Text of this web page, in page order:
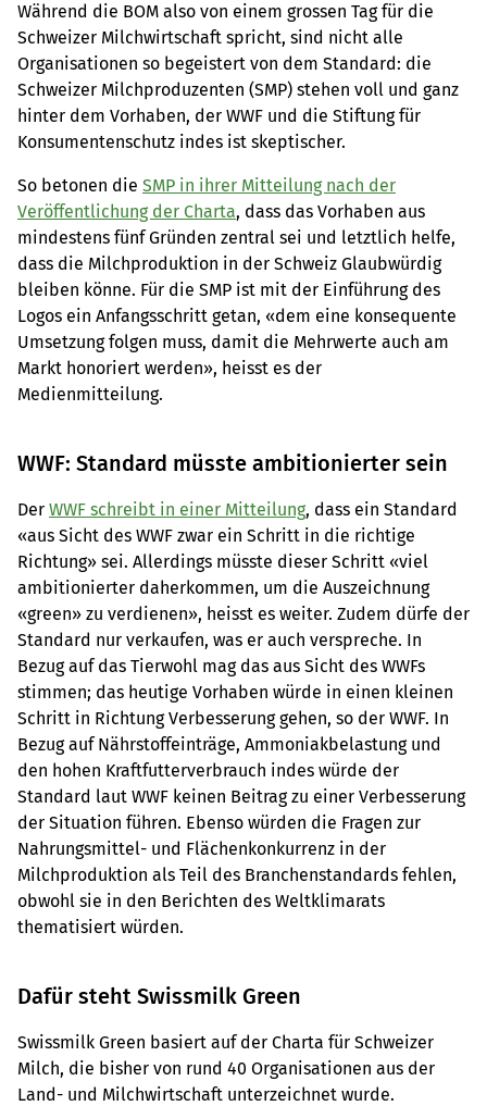
Während die BOM also von einem grossen Tag für die
Schweizer Milchwirtschaft spricht, sind nicht alle
Organisationen so begeistert von dem Standard: die
Schweizer Milchproduzenten (SMP) stehen voll und ganz
hinter dem Vorhaben, der WWF und die Stiftung für
Konsumentenschutz indes ist skeptischer.
So betonen die SMP in ihrer Mitteilung nach der
Veröffentlichung der Charta, dass das Vorhaben aus
mindestens fünf Gründen zentral sei und letztlich helfe,
dass die Milchproduktion in der Schweiz Glaubwürdig
bleiben könne. Für die SMP ist mit der Einführung des
Logos ein Anfangsschritt getan, «dem eine konsequente
Umsetzung folgen muss, damit die Mehrwerte auch am
Markt honoriert werden», heisst es der
Medienmitteilung.
WWF: Standard müsste ambitionierter sein
Der WWF schreibt in einer Mitteilung, dass ein Standard
«aus Sicht des WWF zwar ein Schritt in die richtige
Richtung» sei. Allerdings müsste dieser Schritt «viel
ambitionierter daherkommen, um die Auszeichnung
«green» zu verdienen», heisst es weiter. Zudem dürfe der
Standard nur verkaufen, was er auch verspreche. In
Bezug auf das Tierwohl mag das aus Sicht des WWFs
stimmen; das heutige Vorhaben würde in einen kleinen
Schritt in Richtung Verbesserung gehen, so der WWF. In
Bezug auf Nährstoffeinträge, Ammoniakbelastung und
den hohen Kraftfutterverbrauch indes würde der
Standard laut WWF keinen Beitrag zu einer Verbesserung
der Situation führen. Ebenso würden die Fragen zur
Nahrungsmittel- und Flächenkonkurrenz in der
Milchproduktion als Teil des Branchenstandards fehlen,
obwohl sie in den Berichten des Weltklimarats
thematisiert würden.
Dafür steht Swissmilk Green
Swissmilk Green basiert auf der Charta für Schweizer
Milch, die bisher von rund 40 Organisationen aus der
Land- und Milchwirtschaft unterzeichnet wurde.